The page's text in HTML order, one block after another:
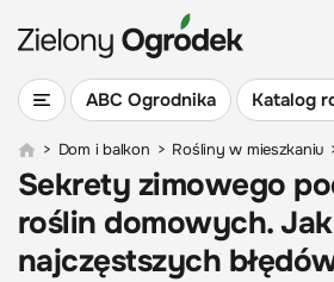
ABC Ogrodnika Katalog
> Dom i balkon > Rośliny w mieszkaniu
Sekrety zimowego
roślin domowych.
najczęstszych